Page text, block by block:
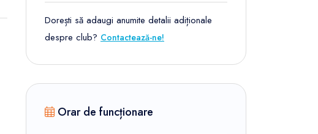
Dorești să adaugi anumite detalii adiționale
despre club? Contactează-ne!
Orar de funcționare